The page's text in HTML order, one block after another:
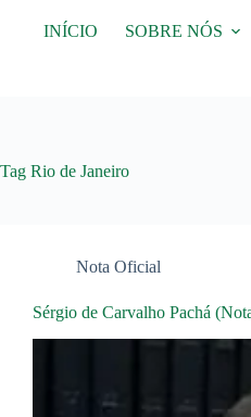
INÍCIO SOBRE NÓS
Tag Rio de Janeiro
Nota Oficial
Sérgio de Carvalho Pachá